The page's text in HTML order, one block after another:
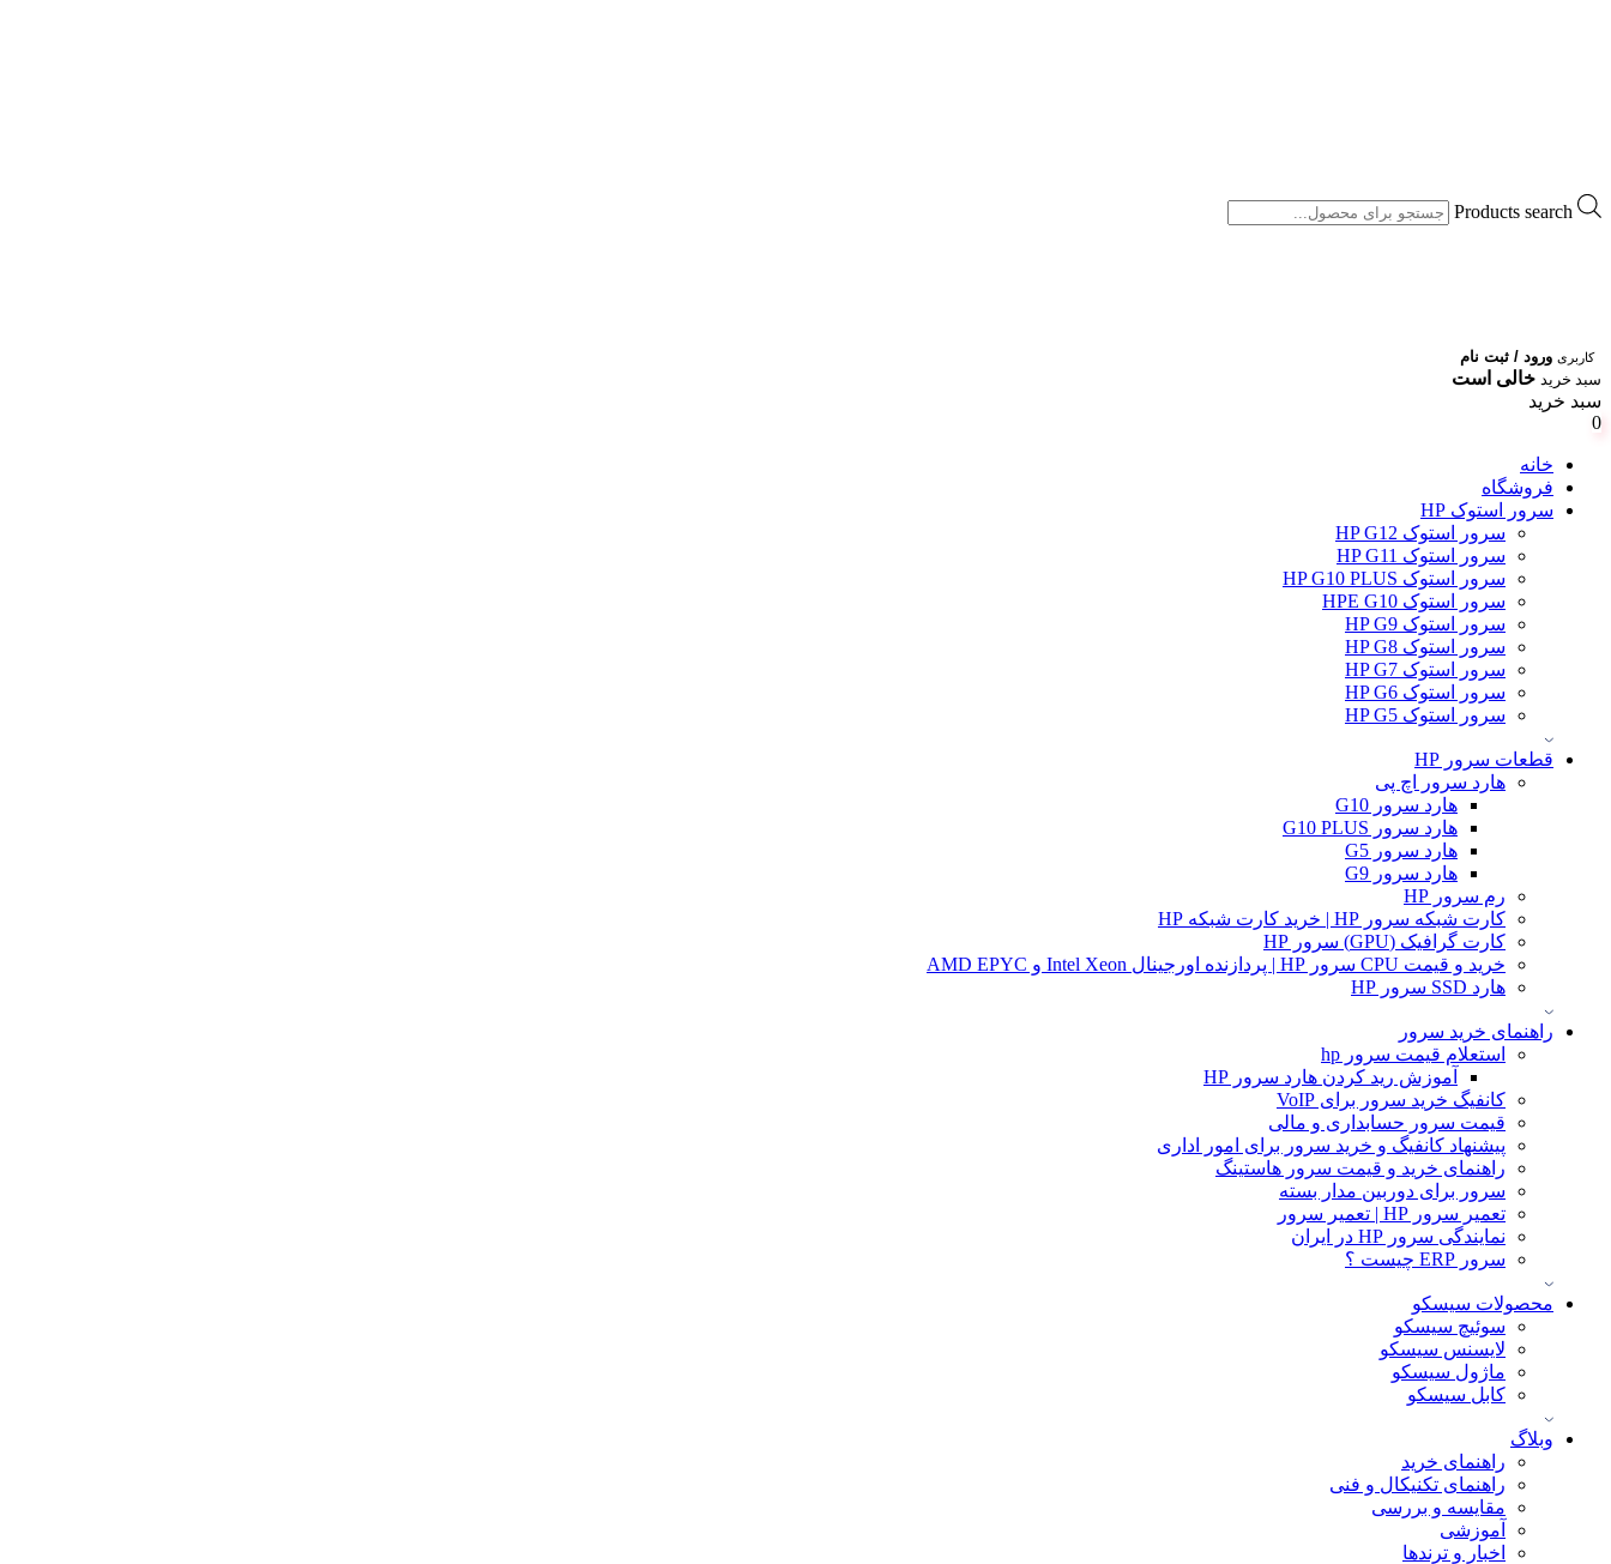
Products search
کاربری ورود / ثبت نام
سبد خرید خالی است
سبد خرید
0
خانه
فروشگاه
سرور استوک HP
سرور استوک HP G12
سرور استوک HP G11
سرور استوک HP G10 PLUS
سرور استوک HPE G10
سرور استوک HP G9
سرور استوک HP G8
سرور استوک HP G7
سرور استوک HP G6
سرور استوک HP G5
قطعات سرور HP
هارد سرور اچ پی
هارد سرور G10
هارد سرور G10 PLUS
هارد سرور G5
هارد سرور G9
رم سرور HP
کارت شبکه سرور HP | خرید کارت شبکه HP
کارت گرافیک (GPU) سرور HP
خرید و قیمت CPU سرور HP | پردازنده اورجینال Intel Xeon و AMD EPYC
هارد SSD سرور HP
راهنمای خرید سرور
استعلام قیمت سرور hp
آموزش ريد كردن هارد سرور HP
کانفیگ خرید سرور برای VoIP
قیمت سرور حسابداری و مالی
پیشنهاد کانفیگ و خرید سرور برای امور اداری
راهنمای خرید و قیمت سرور هاستینگ
سرور برای دوربین مدار بسته
تعمیر سرور HP | تعمیر سرور
نمایندگی سرور HP در ایران
سرور ERP چیست ؟
محصولات سیسکو
سوئیچ سیسکو
لایسنس سیسکو
ماژول سیسکو
کابل سیسکو
وبلاگ
راهنمای خرید
راهنمای تکنیکال و فنی
مقایسه و بررسی
آموزشی
اخبار و ترندها